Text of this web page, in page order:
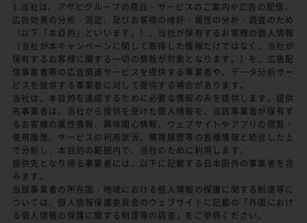
1.当社は、アサヒグループの商品・サービスのご案内や広告の配信、
広告効果の分析・測定、及びお客様の嗜好・属性の分析・調査のため
（以下「本目的」といいます。）、当社が保有するお客様の個人情報
（当社が本キャンペーンに関して取得した情報だけではなく、当社が
保有するお客様に関する一切の情報が対象となります。）を、広告配
信事業者等の広告関連サービスを提供する事業者や、データ分析サー
ビスを提供する事業者に対して提供する場合があります。
当社は、本目的を達成するために必要な情報のみを提供します。提供
先事業者は、当社から提供を受けた個人情報を、当該事業者が保有す
るお客様の属性情報、興味関心情報、ウェブサイトやアプリの閲覧・
使用履歴、サービスの利用状況、購買履歴等の各種情報と統合した上
で分析し、本目的の範囲内で、当社のために利用します。
提供先となり得る事業者には、以下に記載する日本国外の事業者を含
みます。
当該事業者の所在国・地域における個人情報の保護に関する制度等に
ついては、個人情報保護委員会のウェブサイトに記載の「外国におけ
る個人情報の保護に関する制度等の調査」をご参照ください。